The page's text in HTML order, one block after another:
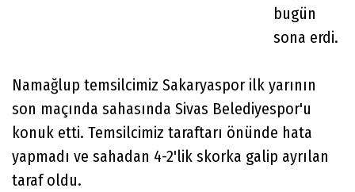
bugün
sona erdi.
Namağlup temsilcimiz Sakaryaspor ilk yarının
son maçında sahasında Sivas Belediyespor'u
konuk etti. Temsilcimiz taraftarı önünde hata
yapmadı ve sahadan 4-2'lik skorka galip ayrılan
taraf oldu.